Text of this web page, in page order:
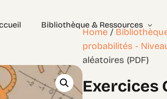
Bibliothèque & Ressources
Exercices Corrigés
– les bases Géométrie –
Home /
probabilités -
aléatoires (PDF)
Exercices